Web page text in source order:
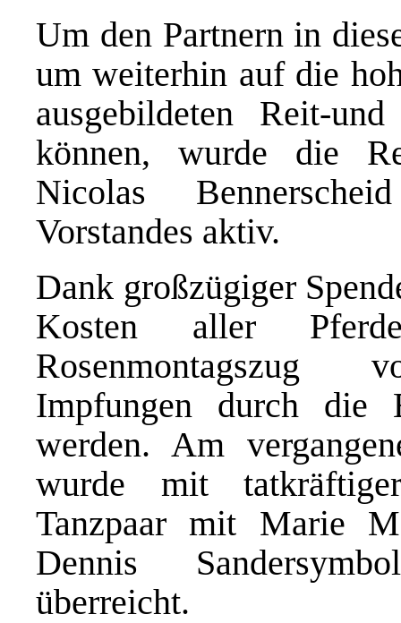
Um den Partnern in
um weiterhin auf die
ausgebildeten Reit-
können, wurde die
Nicolas
Vorstandes aktiv.
Dank großzügiger
Kosten aller
Rosenmontagszug
Impfungen durch die
werden. Am
wurde mit
Tanzpaar mit Marie
Dennis
überreicht.